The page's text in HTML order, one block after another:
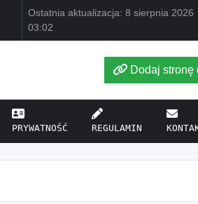
Ostatnia aktualizacja: 8 sierpnia 2026
03:02
Dodaj stronę
PRYWATNOŚĆ REGULAMIN